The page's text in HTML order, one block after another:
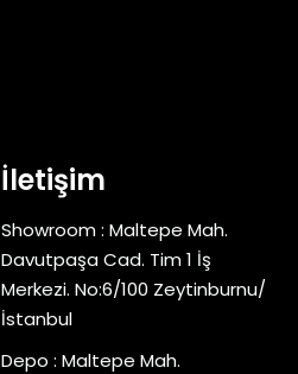
İletişim
Showroom : Maltepe Mah.
Davutpaşa Cad. Tim 1 İş
Merkezi. No:6/100 Zeytinburnu/
İstanbul
Depo : Maltepe Mah.